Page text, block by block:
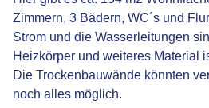
Zimmern, 3 Bädern, WC´s und
Strom und die Wasserleitungen
Heizkörper und weiteres Material
Die Trockenbauwände könnten
noch alles möglich.